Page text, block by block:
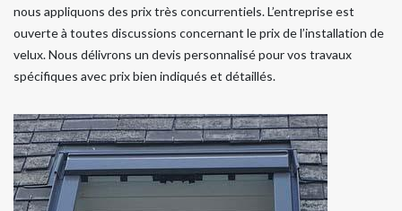
nous appliquons des prix très concurrentiels. L’entreprise est
ouverte à toutes discussions concernant le prix de l’installation de
velux. Nous délivrons un devis personnalisé pour vos travaux
spécifiques avec prix bien indiqués et détaillés.